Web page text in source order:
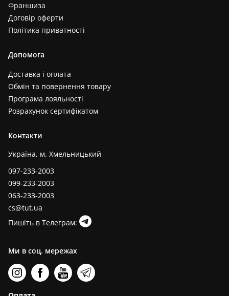
Франшиза
Договір оферти
Політика приватності
Допомога
Доставка і оплата
Обмін та повернення товару
Програма лояльності
Розрахунок сертифікатом
Контакти
Україна, м. Хмельницький
097-233-2003
099-233-2003
063-233-2003
cs@tut.ua
Пишіть в Телеграм:
Ми в соц. мережах